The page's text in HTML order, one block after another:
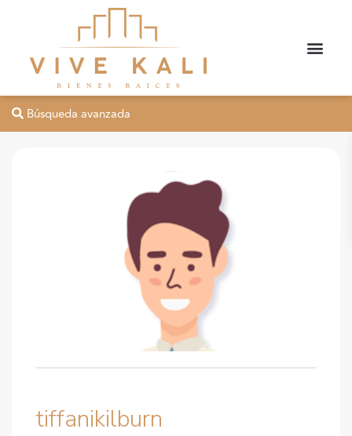
Búsqueda avanzada
tiffanikilburn